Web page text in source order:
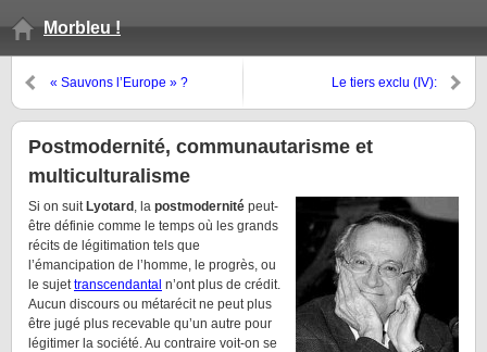
Morbleu !
« Sauvons l’Europe » ?
Le tiers exclu (IV):
la raison socio-politique
Postmodernité, communautarisme et
multiculturalisme
Si on suit Lyotard , la postmodernité peut-
être définie comme le temps où les grands
récits de légitimation tels que
l’émancipation de l’homme, le progrès, ou
le sujettranscendantal n’ont plus de crédit.
Aucun discours ou métarécit ne peut plus
être jugé plus recevable qu’un autre pour
légitimer la société. Au contraire voit-on se